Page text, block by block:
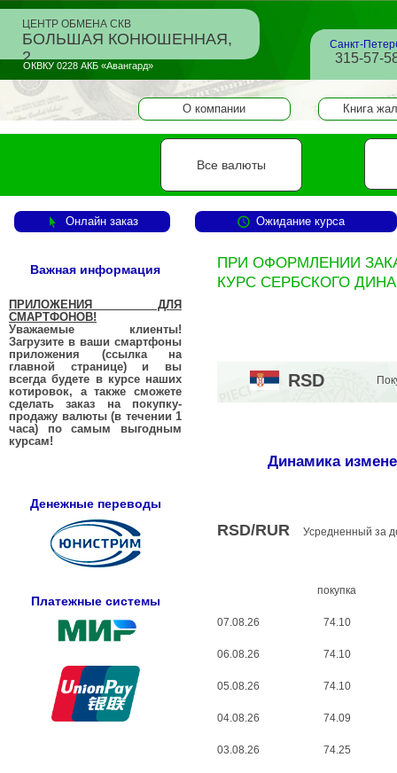
ЦЕНТР ОБМЕНА СКВ
БОЛЬШАЯ КОНЮШЕННАЯ,
2
ОКВКУ 0228 АКБ «Авангард»
Санкт-
315-57-
О компании Книга
Все валюты
Онлайн заказ Ожидание курса
Важная информация
ПРИЛОЖЕНИЯ ДЛЯ
СМАРТФОНОВ!
Уважаемые клиенты!
Загрузите в ваши смартфоны
приложения (ссылка на
главной странице) и вы
всегда будете в курсе наших
котировок, а также сможете
сделать заказ на покупку-
продажу валюты (в течении 1
часа) по самым выгодным
курсам!
Денежные переводы
Платежные системы
ПРИ ОФОРМЛЕНИИ
КУРС СЕРБСКОГО
RSD
Динамика
RSD/RUR Усредненный за
покупка
07.08.26 74.10
06.08.26 74.10
05.08.26 74.10
04.08.26 74.09
03.08.26 74.25